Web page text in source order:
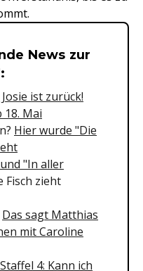
&News zur
ist zurück!
18. Mai
Hier wurde "Die
"In aller
Fisch zieht
Das sagt Matthias
mit Caroline
4: Kann ich